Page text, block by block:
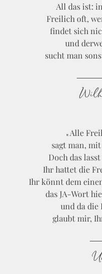
All das ist:
Freilich oft,
findet sich
und
sucht man
Alle
sagt man,
Doch das
Ihr hattet die
Ihr könnt dem
das JA-Wort
und da die
glaubt mir,